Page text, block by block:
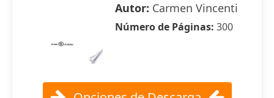
Autor: Carmen Vincenti
Número de Páginas: 300